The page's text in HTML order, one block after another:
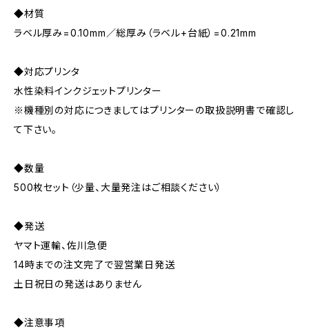
◆材質
ラベル厚み=0.10mm／総厚み（ラベル+台紙）=0.21mm
◆対応プリンタ
水性染料インクジェットプリンター
※機種別の対応につきましてはプリンターの取扱説明書で確認し
て下さい。
◆数量
500枚セット（少量、大量発注はご相談ください）
◆発送
ヤマト運輸、佐川急便
14時までの注文完了で翌営業日発送
土日祝日の発送はありません
◆注意事項